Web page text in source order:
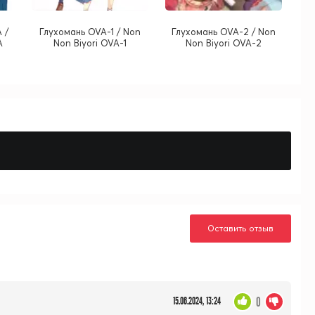
/
Глухомань OVA-1 / Non
Non Biyori OVA-1
Глухомань OVA-2 / Non
Non Biyori OVA-2
Оставить отзыв
15.06.2024, 13:24 0